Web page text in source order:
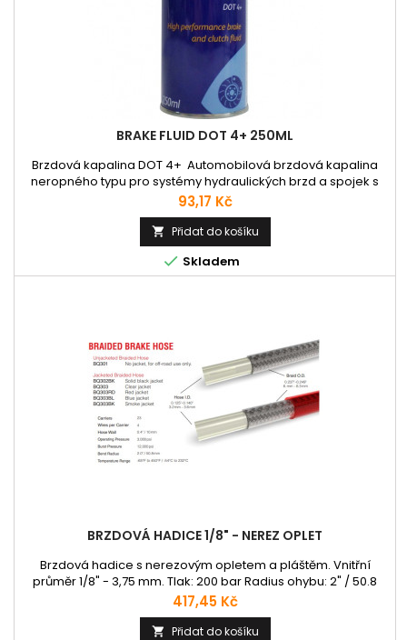
BRAKE FLUID DOT 4+ 250ML
Brzdová kapalina DOT 4+ Automobilová brzdová kapalina
neropného typu pro systémy hydraulických brzd a spojek s
přírodními nebo syntetickými těsněními. Určená pro osobní a
užitkové automobily, autobusy a užitková vozidla. Použití dle
uvedených specifikací. Specifikace: FMVSS 116 DOT 3, 116 DOT
4; SAE J 1703, J 1704
Cena
93,17 Kč
 Přidat do košíku
 Skladem
BRZDOVÁ HADICE 1/8" - NEREZ OPLET
Brzdová hadice s nerezovým opletem a pláštěm. Vnitřní
průměr 1/8" - 3,75 mm. Tlak: 200 bar Radius ohybu: 2" / 50.8
mm Barvy Pláště: Průsvitná, černá průsvitná, černá, modrá,
červená
Cena
417,45 Kč
 Přidat do košíku